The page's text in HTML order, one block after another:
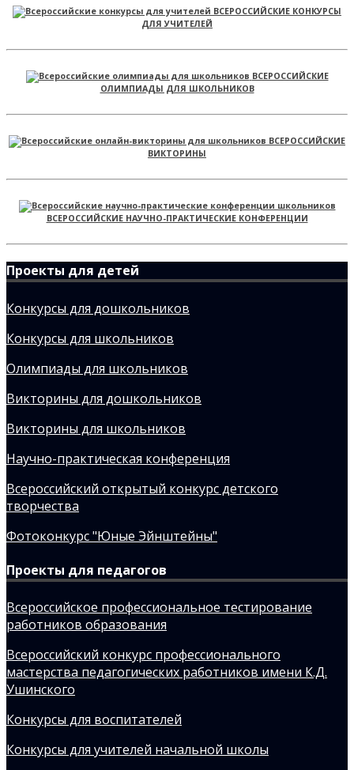
ВСЕРОССИЙСКИЕ КОНКУРСЫ
ДЛЯ УЧИТЕЛЕЙ
ВСЕРОССИЙСКИЕ
ОЛИМПИАДЫ ДЛЯ ШКОЛЬНИКОВ
ВСЕРОССИЙСКИЕ
ВИКТОРИНЫ
ВСЕРОССИЙСКИЕ НАУЧНО-ПРАКТИЧЕСКИЕ КОНФЕРЕНЦИИ
Проекты для детей
Конкурсы для дошкольников
Конкурсы для школьников
Олимпиады для школьников
Викторины для дошкольников
Викторины для школьников
Научно-практическая конференция
Всероссийский открытый конкурс детского
творчества
Фотоконкурс "Юные Эйнштейны"
Проекты для педагогов
Всероссийское профессиональное тестирование
работников образования
Всероссийский конкурс профессионального
мастерства педагогических работников имени К.Д.
Ушинского
Конкурсы для воспитателей
Конкурсы для учителей начальной школы